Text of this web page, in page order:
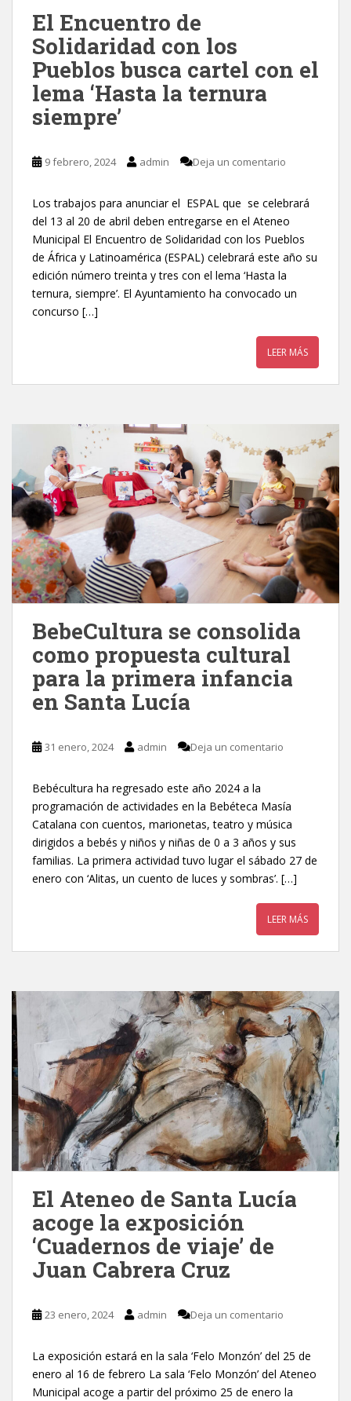
El Encuentro de
Solidaridad con los
Pueblos busca cartel con el
lema ‘Hasta la ternura
siempre’
9 febrero, 2024 admin Deja un comentario
Los trabajos para anunciar el ESPAL que se celebrará
del 13 al 20 de abril deben entregarse en el Ateneo
Municipal El Encuentro de Solidaridad con los Pueblos
de África y Latinoamérica (ESPAL) celebrará este año su
edición número treinta y tres con el lema ‘Hasta la
ternura, siempre’. El Ayuntamiento ha convocado un
concurso […]
LEER MÁS
BebeCultura se consolida
como propuesta cultural
para la primera infancia
en Santa Lucía
31 enero, 2024 admin Deja un comentario
Bebécultura ha regresado este año 2024 a la
programación de actividades en la Bebéteca Masía
Catalana con cuentos, marionetas, teatro y música
dirigidos a bebés y niños y niñas de 0 a 3 años y sus
familias. La primera actividad tuvo lugar el sábado 27 de
enero con ‘Alitas, un cuento de luces y sombras’. […]
LEER MÁS
El Ateneo de Santa Lucía
acoge la exposición
‘Cuadernos de viaje’ de
Juan Cabrera Cruz
23 enero, 2024 admin Deja un comentario
La exposición estará en la sala ‘Felo Monzón’ del 25 de
enero al 16 de febrero La sala ‘Felo Monzón’ del Ateneo
Municipal acoge a partir del próximo 25 de enero la